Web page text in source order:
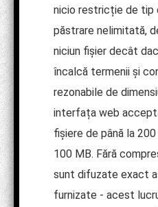
nicio restricție de tip
păstrare nelimitată,
niciun fișier decât
încalcă termenii și
rezonabile de
interfața web
fișiere de până la
100 MB. Fără
sunt difuzate exact
furnizate - acest